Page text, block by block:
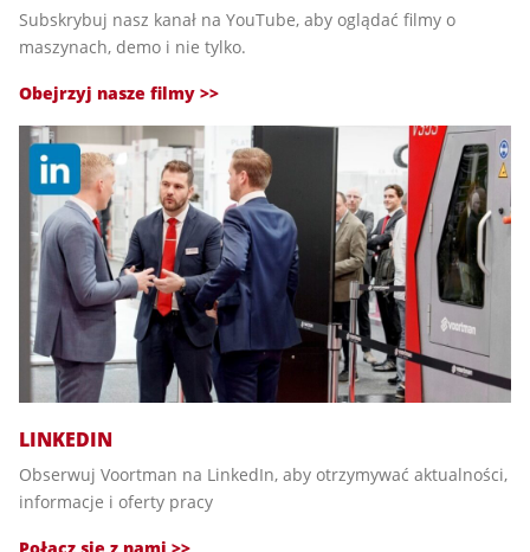
Subskrybuj nasz kanał na YouTube, aby oglądać filmy o
maszynach, demo i nie tylko.
Obejrzyj nasze filmy >>
LINKEDIN
Obserwuj Voortman na LinkedIn, aby otrzymywać aktualności,
informacje i oferty pracy